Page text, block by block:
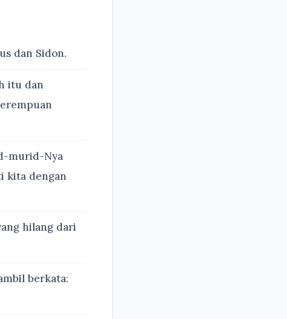
dan Sidon.
itu dan
murid-Nya
kita dengan
hilang dari
berkata: